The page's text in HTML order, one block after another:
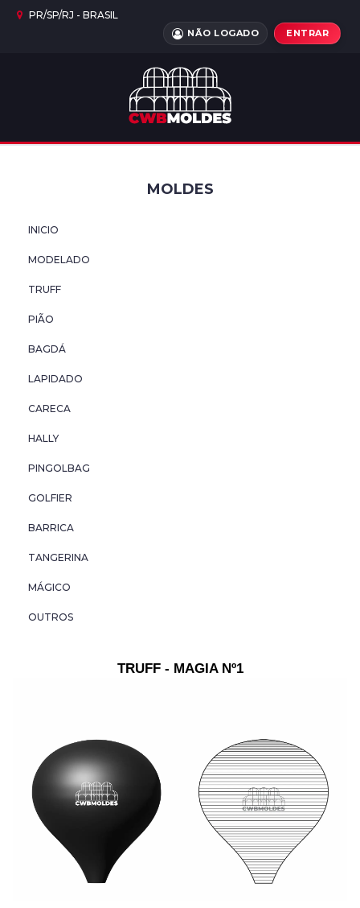
PR/SP/RJ - BRASIL
NÃO LOGADO ENTRAR
BAGDÁ
CARECA
PINGOLBAG
GOLFIER
TANGERINA
OUTROS
MOLDES
INICIO
MODELADO
TRUFF
PIÃO
BAGDÁ
LAPIDADO
CARECA
HALLY
PINGOLBAG
GOLFIER
BARRICA
TANGERINA
MÁGICO
OUTROS
TRUFF - MAGIA Nº1